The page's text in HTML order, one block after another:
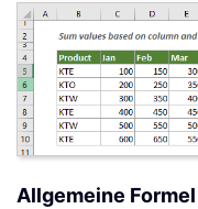
Allgemeine Formel